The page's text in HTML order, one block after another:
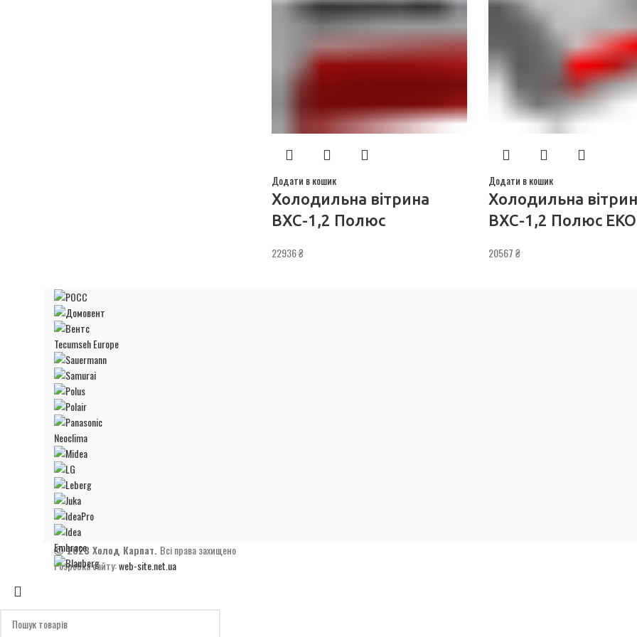
Додати в кошик
Холодильна вітрина
ВХС-1,2 Полюс
22936₴
Додати в кошик
Холодильна
ВХС-1,2 Полюс ЕКО
20567₴
Tecumseh Europe
Neoclima
Embraco
2023 Холод Карпат. Всі права захищено
Розробка сайту:web-site.net.ua